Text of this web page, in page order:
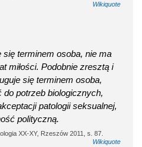
Wikiquote
się terminem osoba, nie ma
miłości. Podobnie zresztą i
się terminem osoba,
do potrzeb biologicznych,
patologii seksualnej,
polityczną.
XX-XY, Rzeszów 2011, s. 87.
Wikiquote